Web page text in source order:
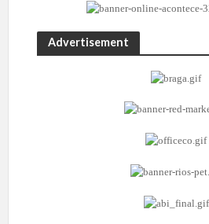
Advertisement